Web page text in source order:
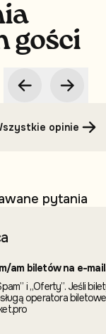
gości
opinie
pytania
am biletów na e-
i „Oferty”. Jeśli
operatora